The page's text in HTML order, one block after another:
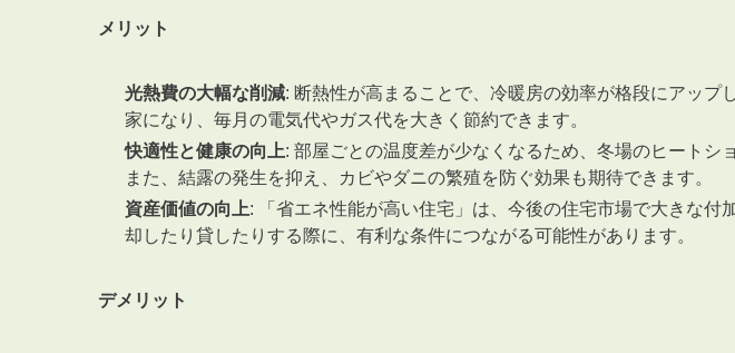
メリット
光熱費の大幅な削減: 断熱性が高まることで、冷暖房の効率が格段にアップ
家になり、毎月の電気代やガス代を大きく節約できます。
快適性と健康の向上: 部屋ごとの温度差が少なくなるため、冬場のヒートシ
また、結露の発生を抑え、カビやダニの繁殖を防ぐ効果も期待できます。
資産価値の向上: 「省エネ性能が高い住宅」は、今後の住宅市場で大きな付
却したり貸したりする際に、有利な条件につながる可能性があります。
デメリット